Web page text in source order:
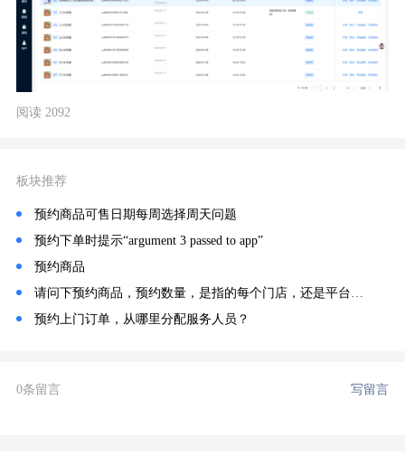
阅读 2092
板块推荐
预约商品可售日期每周选择周天问题
预约下单时提示“argument 3 passed to app”
预约商品
请问下预约商品，预约数量，是指的每个门店，还是平台所有门店合计数量啊
预约上门订单，从哪里分配服务人员？
0条留言 写留言